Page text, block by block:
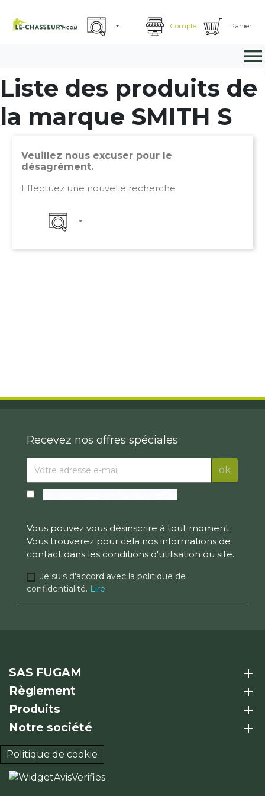
Compte Panier

Liste des produits de
la marque SMITH S
Veuillez nous excuser pour le
désagrément.
Effectuez une nouvelle recherche
Recevez nos offres spéciales
Vous pouvez vous désinscrire à tout moment.
Vous trouverez pour cela nos informations de
contact dans les conditions d'utilisation du site.
Je suis d'accord avec la politique de
confidentialité. Lire.
SAS FUGAM
add
Règlement
add
Produits
add
Notre société
add
Politique de cookie